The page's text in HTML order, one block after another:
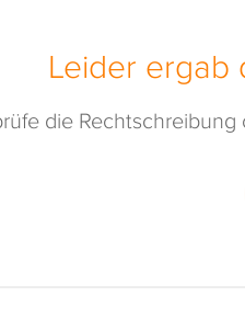
Leider ergab
die